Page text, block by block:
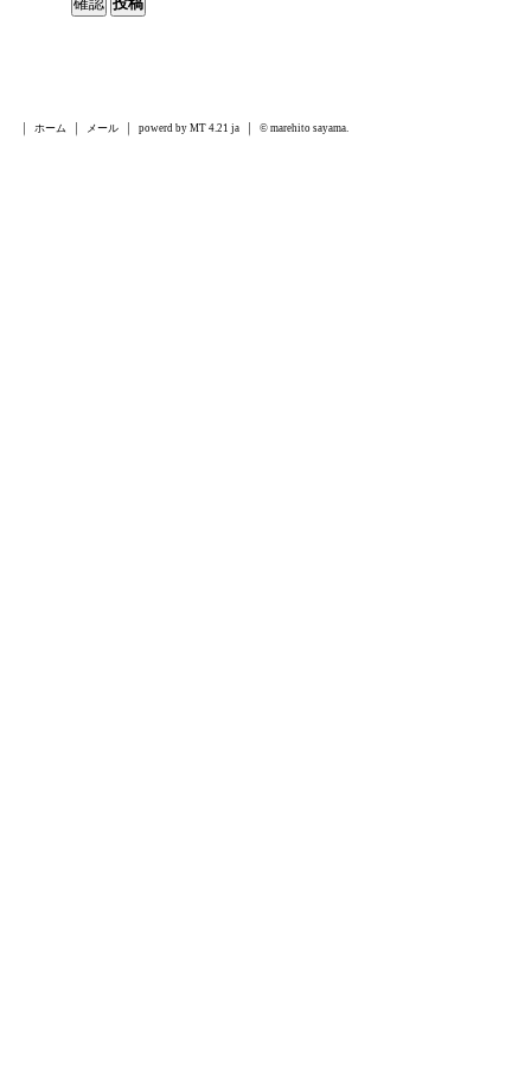
ホーム メール powerd by MT 4.21 ja © marehito sayama.